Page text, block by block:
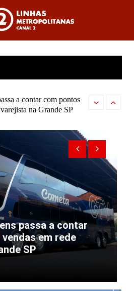
Canal 2
a contar com pontos
na Grande SP
Franco da
passa a contar
em rede
SP